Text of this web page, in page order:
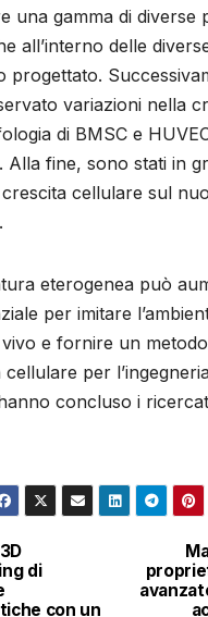
una gamma di diverse
all’interno delle
progettato.
variazioni nella
di BMSC e
Alla fine, sono stati in
cellulare sul
eterogenea può
per imitare
e fornire un
per
concluso i
ponteggi
forme e
pori.
di ponteggi
della
della
stampa
di
con un